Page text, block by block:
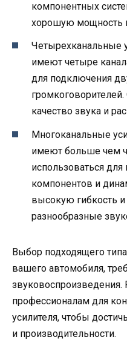
компонентных
хорошую мощность
Четырехканальные
имеют четыре
для подключения
качество звука и
Многоканальные
имеют больше чем
использоваться
компонентов и
высокую гибкость и
разнообразные
Выбор подходящего
вашего автомобиля,
звуковоспроизведения.
профессионалам для
усилителя, чтобы
и производительности.